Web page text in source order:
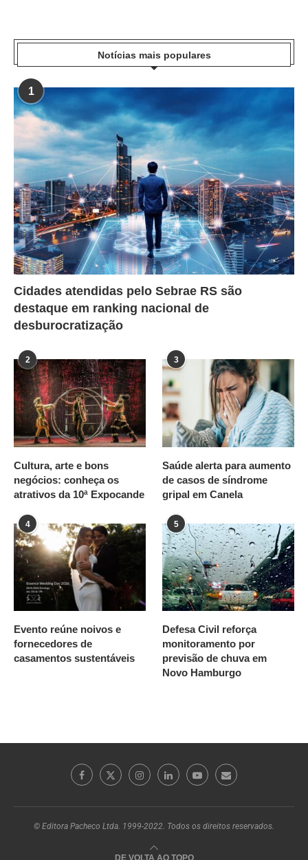
Notícias mais populares
1
Cidades atendidas pelo Sebrae RS são
destaque em ranking nacional de
desburocratização
2
Cultura, arte e bons
negócios: conheça os
atrativos da 10ª Expocande
3
Saúde alerta para aumento
de casos de síndrome
gripal em Canela
4
Evento reúne noivos e
fornecedores de
casamentos sustentáveis
5
Defesa Civil reforça
monitoramento por
previsão de chuva em
Novo Hamburgo
© Editora Pacheco Ltda. 1999-2022. Todos os direitos reservados.